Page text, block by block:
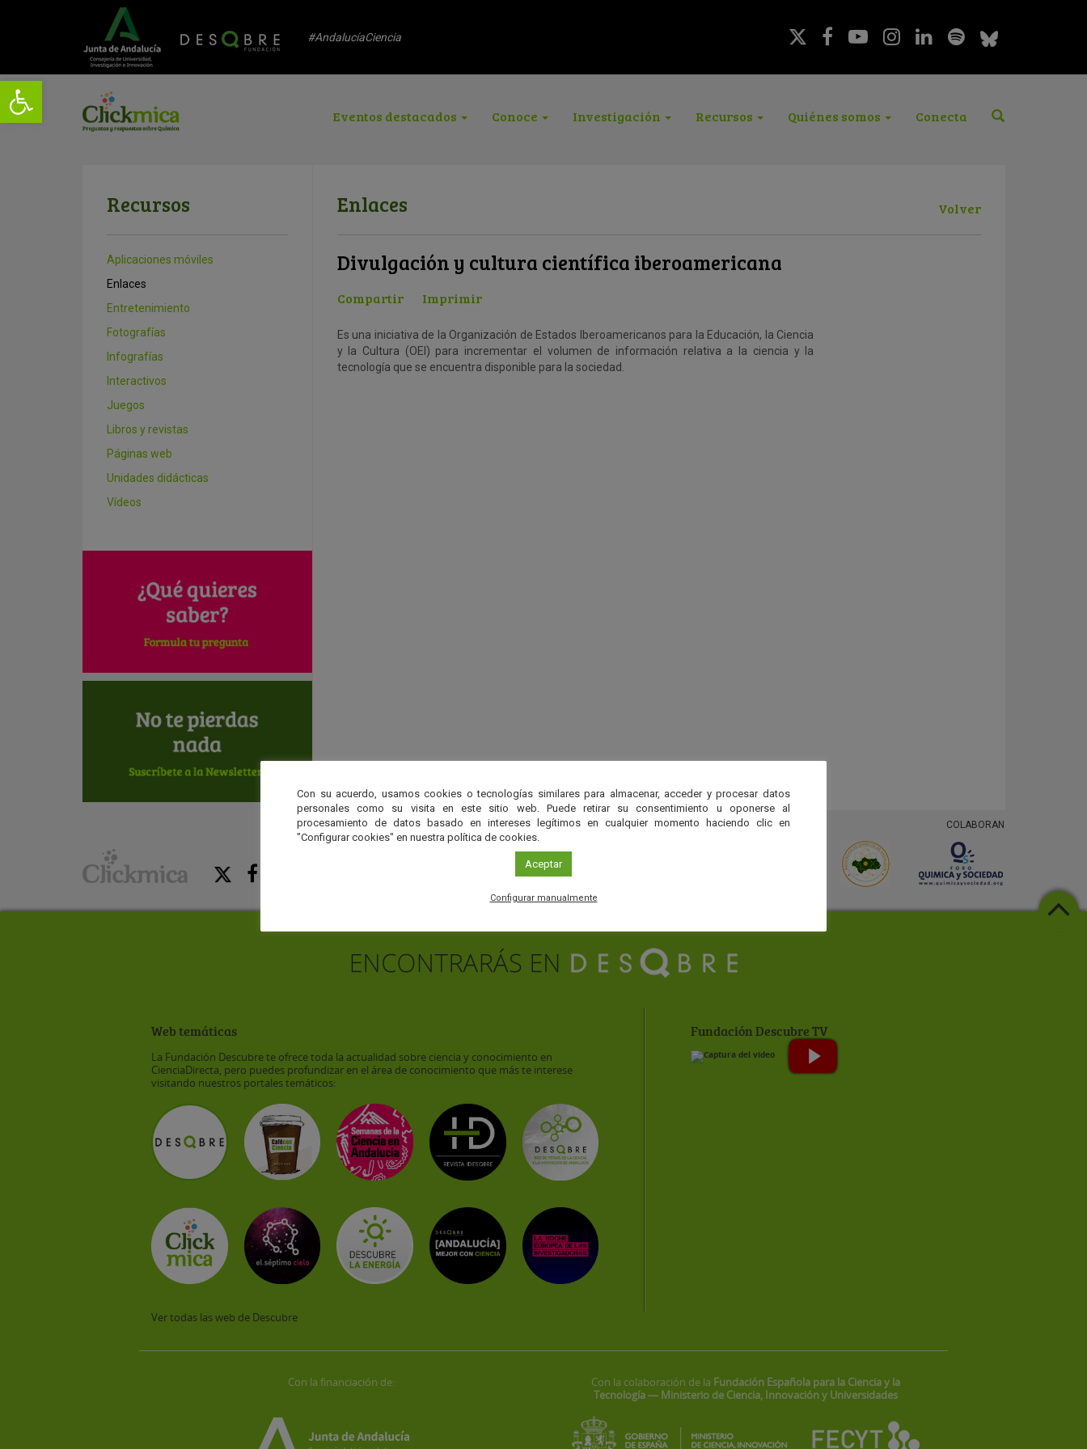
#AndalucíaCiencia
Eventos destacados Conoce Investigación Recursos Quiénes somos Conecta
Recursos
Aplicaciones móviles
Enlaces
Entretenimiento
Fotografías
Infografías
Interactivos
Juegos
Libros y revistas
Páginas web
Unidades didácticas
Vídeos
Enlaces Volver
Divulgación y cultura científica iberoamericana
Compartir Imprimir
Es una iniciativa de la Organización de Estados Iberoamericanos para la Educación, la Ciencia
y la Cultura (OEI) para incrementar el volumen de información relativa a la ciencia y la
tecnología que se encuentra disponible para la sociedad.
COLABORAN
Web temáticas
La Fundación Descubre te ofrece toda la actualidad sobre ciencia y conocimiento en
CienciaDirecta, pero puedes profundizar en el área de conocimiento que más te interese
visitando nuestros portales temáticos:
Ver todas las web de Descubre
Fundación Descubre TV
Con la financiación de: Con la colaboración de la Fundación Española para la Ciencia y la
Tecnología — Ministerio de Ciencia, Innovación y Universidades
Con su acuerdo, usamos cookies o tecnologías similares para almacenar, acceder y procesar datos
personales como su visita en este sitio web. Puede retirar su consentimiento u oponerse al
procesamiento de datos basado en intereses legítimos en cualquier momento haciendo clic en
"Configurar cookies" en nuestra política de cookies.
Aceptar
Configurar manualmente